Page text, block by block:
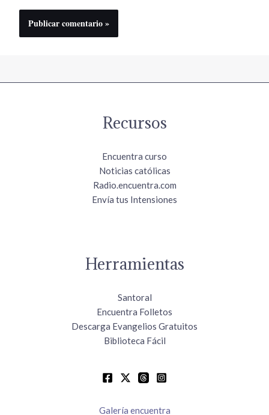
Recursos
Encuentra curso
Noticias católicas
Radio.encuentra.com
Envía tus Intensiones
Herramientas
Santoral
Encuentra Folletos
Descarga Evangelios Gratuitos
Biblioteca Fácil
Galería encuentra